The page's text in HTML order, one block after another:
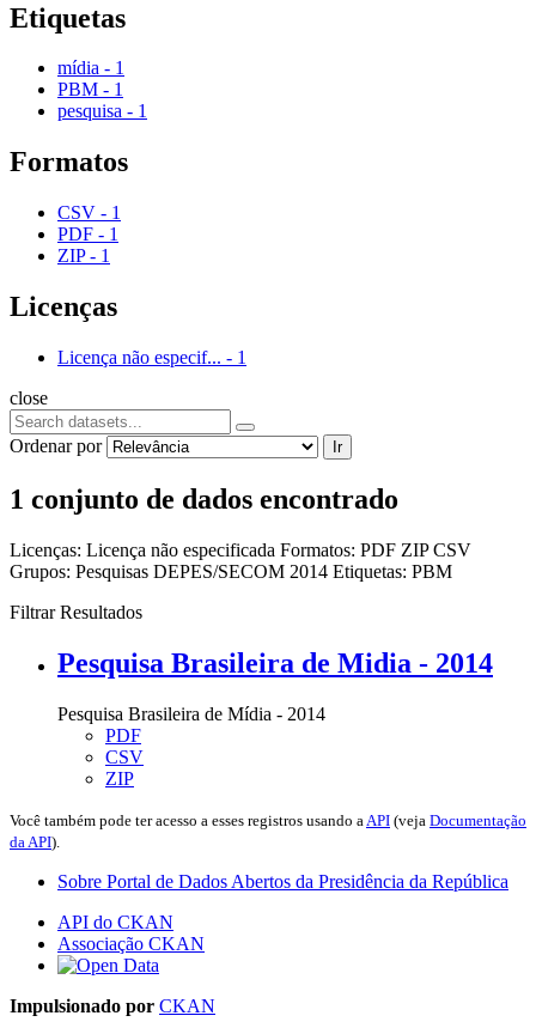
Etiquetas
mídia - 1
PBM - 1
pesquisa - 1
Formatos
CSV - 1
PDF - 1
ZIP - 1
Licenças
Licença não especif... - 1
close
Ordenar por Ir
1 conjunto de dados encontrado
Licenças: Licença não especificada Formatos: PDF ZIPCSV
Grupos: Pesquisas DEPES/SECOM 2014 Etiquetas: PBM
Filtrar Resultados
Pesquisa Brasileira de Midia - 2014
Pesquisa Brasileira de Mídia - 2014
PDF
CSV
ZIP
Você também pode ter acesso a esses registros usando a API (veja Documentação
da API).
Sobre Portal de Dados Abertos da Presidência da República
API do CKAN
Associação CKAN
Impulsionado por CKAN